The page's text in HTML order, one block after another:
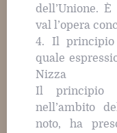
dell’Unione.
val l’opera
4. Il principio
quale
Nizza
Il principio
nell’ambito
noto, ha